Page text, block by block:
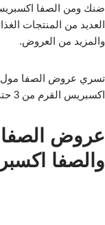
ضنك ومن الصفا
العديد من المنتجات
والمزيد من العروض.
تسري عروض الصفا مول
اكسبريس القرم من 3 حتى 5 فبراير 2022 .
عروض الصفا
والصفا